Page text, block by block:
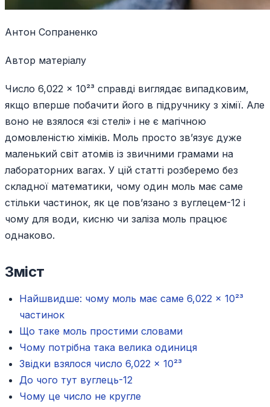
Антон Сопраненко
Автор матеріалу
Число 6,022 × 10²³ справді виглядає випадковим,
якщо вперше побачити його в підручнику з хімії. Але
воно не взялося «зі стелі» і не є магічною
домовленістю хіміків. Моль просто зв’язує дуже
маленький світ атомів із звичними грамами на
лабораторних вагах. У цій статті розберемо без
складної математики, чому один моль має саме
стільки частинок, як це пов’язано з вуглецем-12 і
чому для води, кисню чи заліза моль працює
однаково.
Зміст
Найшвидше: чому моль має саме 6,022 × 10²³
частинок
Що таке моль простими словами
Чому потрібна така велика одиниця
Звідки взялося число 6,022 × 10²³
До чого тут вуглець-12
Чому це число не кругле